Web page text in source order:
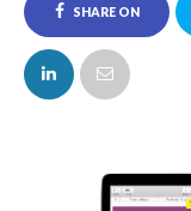
SHARE ON
FACEBOOK